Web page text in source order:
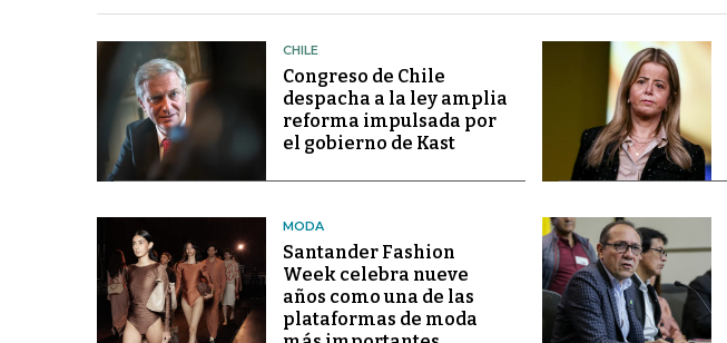
CHILE
Congreso de Chile
despacha a la ley amplia
reforma impulsada por
el gobierno de Kast
MODA
Santander Fashion
Week celebra nueve
años como una de las
plataformas de moda